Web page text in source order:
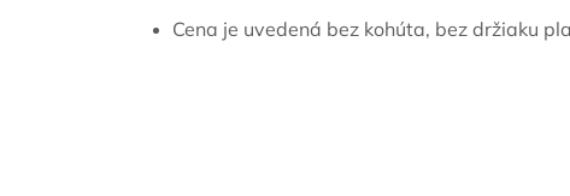
Cena je uvedená bez kohúta, bez držiaku